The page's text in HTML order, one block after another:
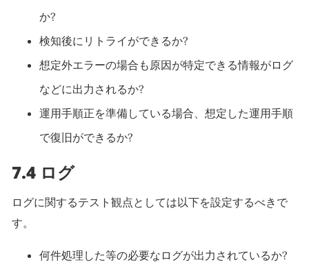
か?
検知後にリトライができるか?
想定外エラーの場合も原因が特定できる情報がログ
などに出力されるか?
運用手順正を準備している場合、想定した運用手順
で復旧ができるか?
7.4 ログ
ログに関するテスト観点としては以下を設定するべきで
す。
何件処理した等の必要なログが出力されているか?